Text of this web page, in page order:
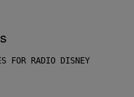
FOR RADIO DISNEY